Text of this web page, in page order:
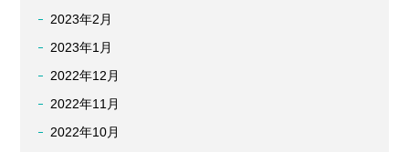
2023年2月
2023年1月
2022年12月
2022年11月
2022年10月